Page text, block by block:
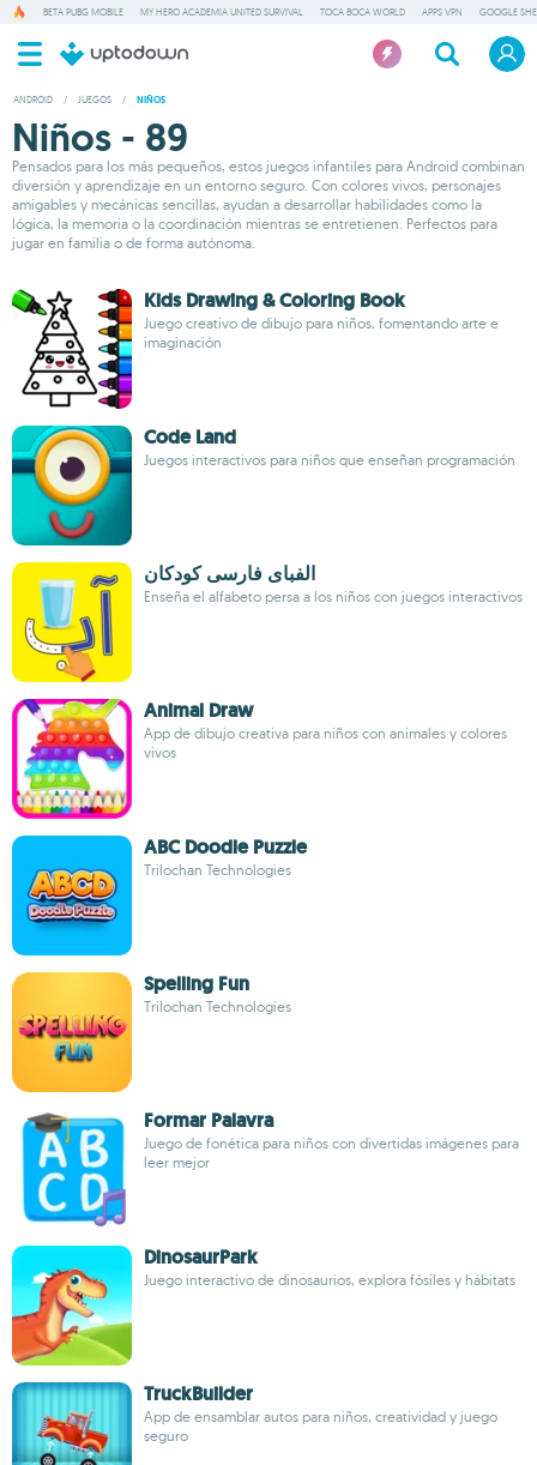
BETA PUBG MOBILE MY HERO ACADEMIA UNITED SURVIVAL TOCA BOCA WORLD APPS VPN GOOGLE
ANDROID / JUEGOS / NIÑOS
Niños - 89
Pensados para los más pequeños, estos juegos infantiles para Android combinan
diversión y aprendizaje en un entorno seguro. Con colores vivos, personajes
amigables y mecánicas sencillas, ayudan a desarrollar habilidades como la
lógica, la memoria o la coordinación mientras se entretienen. Perfectos para
jugar en familia o de forma autónoma.
Kids Drawing & Coloring Book
Juego creativo de dibujo para niños, fomentando arte e
imaginación
Code Land
Juegos interactivos para niños que enseñan programación
الفبای فارسی کودکان
Enseña el alfabeto persa a los niños con juegos interactivos
Animal Draw
App de dibujo creativa para niños con animales y colores
vivos
ABC Doodle Puzzle
Trilochan Technologies
Spelling Fun
Trilochan Technologies
Formar Palavra
Juego de fonética para niños con divertidas imágenes para
leer mejor
DinosaurPark
Juego interactivo de dinosaurios, explora fósiles y hábitats
TruckBuilder
App de ensamblar autos para niños, creatividad y juego
seguro